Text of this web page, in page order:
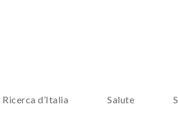
Ricerca d’Italia Salute